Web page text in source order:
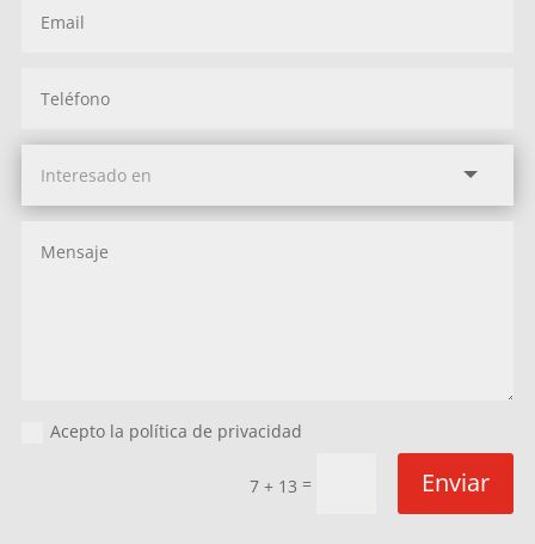
Acepto la política de privacidad
7 + 13 = Enviar